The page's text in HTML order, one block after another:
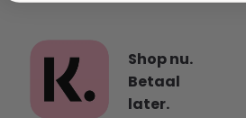
Shop nu.
Betaal
later.